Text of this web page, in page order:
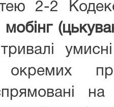
2-2
мобінг
окремих